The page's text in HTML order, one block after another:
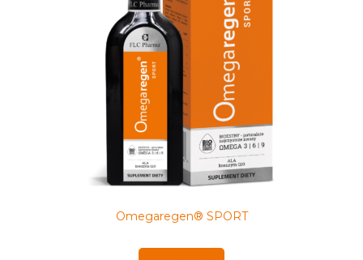
Omegaregen® SPORT